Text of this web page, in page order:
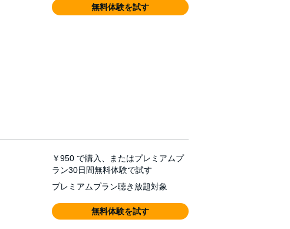
無料体験を試す
￥950 で購入、またはプレミアムプ
ラン30日間無料体験で試す
プレミアムプラン聴き放題対象
無料体験を試す